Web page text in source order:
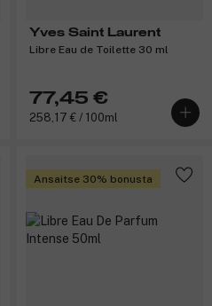
Yves Saint Laurent
Libre Eau de Toilette 30 ml
77,45 €
258,17 € / 100ml
Ansaitse 30% bonusta